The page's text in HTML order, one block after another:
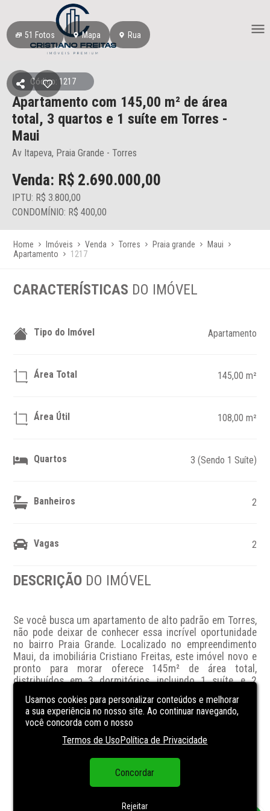
51 Fotos Mapa Rua
Código: 1217
Apartamento com 145,00 m² de área
total, 3 quartos e 1 suíte em Torres -
Maui
Av Itapeva, Praia Grande - Torres
Venda: R$ 2.690.000,00
IPTU: R$ 3.800,00
CONDOMÍNIO: R$ 400,00
Home Imóveis Venda Torres Praia grande
Maui
Apartamento
1217
CARACTERÍSTICAS DO IMÓVEL
Tipo do Imóvel Apartamento
Área Total 145,00 m²
Área Útil 108,00 m²
Quartos 3 (Sendo 1 Suíte)
Banheiros 2
Vagas 2
DESCRIÇÃO DO IMÓVEL
Se você busca um apartamento de alto padrão em Torres,
não pode deixar de conhecer essa incrível oportunidade
no bairro Praia Grande. Localizado no empreendimento
Maui, da imobiliária Cristiano Freitas, este imóvel novo e
pronto para morar oferece 145m² de área total,
distribuídos em 3 dormitórios, incluindo 1 suíte, e 2
proporciona praticidade e conforto para toda a família.
Com acabamentos de qualidade, este imóvel se destaca
pela modernidade e elegância, garantindo um ambiente
aconchegante e sofisticado. Aproveite a chance de viver
sua visita e apaixone-se por essa excelente opção de
Usamos cookies para personalizar conteúdos e melhorar
a sua experiência no nosso site. Ao continuar navegando,
você concorda com o nosso
Termos de UsoPolítica de Privacidade
Concordar
Rejeitar